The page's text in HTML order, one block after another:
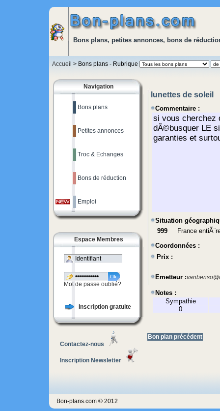
Bons plans, petites annonces, bons de
Accueil > Bons plans - Rubrique
Navigation
Bons plans
Petites annonces
Troc & Echanges
Bons de réduction
Emploi
Espace Membres
Mot de passe oublié?
Inscription gratuite
Contactez-nous
Inscription Newsletter
lunettes de soleil
Commentaire :
Situation
999
France
Coordonnées :
Prix :
Emetteur :
Notes :
Sympathie
0
Bon plan précédent
Bon-plans.com © 2012